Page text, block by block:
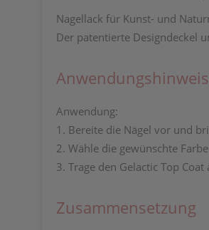
Nagellack für Kunst- und
Der patentierte Designdeckel
Anwendung:
1. Bereite die Nägel vor und
2. Wähle die gewünschte
3. Trage den Gelactic Top Coat
Zusammensetzung